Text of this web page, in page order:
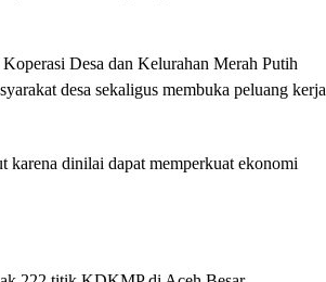
Desa dan Kelurahan Merah Putih
desa sekaligus membuka peluang kerja
karena dinilai dapat memperkuat ekonomi